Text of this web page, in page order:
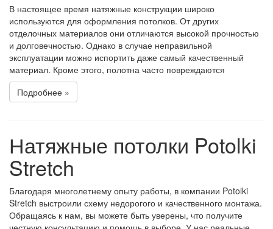
В настоящее время натяжные конструкции широко
используются для оформления потолков. От других
отделочных материалов они отличаются высокой прочностью
и долговечностью. Однако в случае неправильной
эксплуатации можно испортить даже самый качественный
материал. Кроме этого, полотна часто повреждаются
Подробнее »
Натяжные потолки Potolki
Stretch
Благодаря многолетнему опыту работы, в компании Potolki
Stretch выстроили схему недорогого и качественного монтажа.
Обращаясь к нам, вы можете быть уверены, что получите